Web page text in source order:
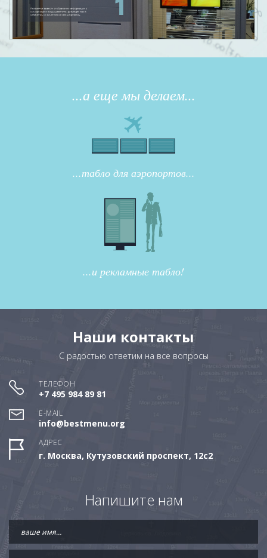
...а еще мы делаем...
...табло для аэропортов...
...и рекламные табло!
Наши контакты
С радостью ответим на все вопросы
ТЕЛЕФОН
+7 495 984 89 81
E-MAIL
info@bestmenu.org
АДРЕС
г. Москва, Кутузовский проспект, 12с2
Напишите нам